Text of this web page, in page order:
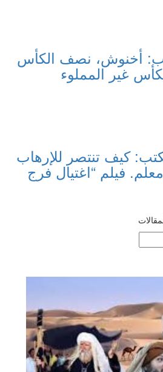
أخنوش، نصف الكأس
غير المملوء
كيف تنتصر للإرهاب
فيلم “اغتيال فرج